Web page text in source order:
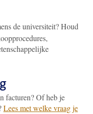
de universiteit? Houd
facturen? Of heb je
Lees met welke vraag je